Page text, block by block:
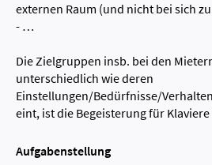
externen Raum (und nicht bei sich
- …
Die Zielgruppen insb. bei den
unterschiedlich wie deren
Einstellungen/Bedürfnisse/
eint, ist die Begeisterung für
Aufgabenstellung